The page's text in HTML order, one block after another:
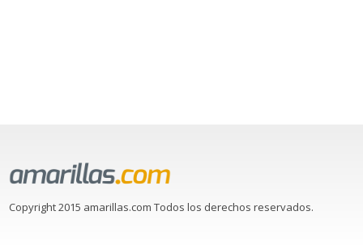
Copyright 2015 amarillas.com Todos los derechos reservados.